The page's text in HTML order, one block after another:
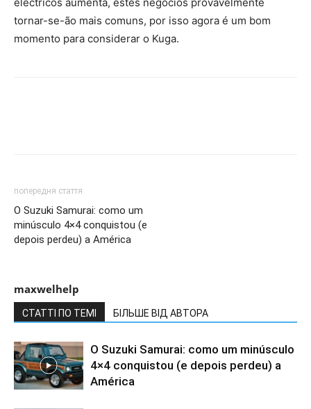
tornar-se-ão mais comuns, por isso agora é um bom
momento para considerar o Kuga.
попередня стаття
O Suzuki Samurai: como um
minúsculo 4×4 conquistou (e
depois perdeu) a América
maxwelhelp
СТАТТІ ПО ТЕМІ БІЛЬШЕ ВІД АВТОРА
O Suzuki Samurai: como um minúsculo
4×4 conquistou (e depois perdeu) a
América